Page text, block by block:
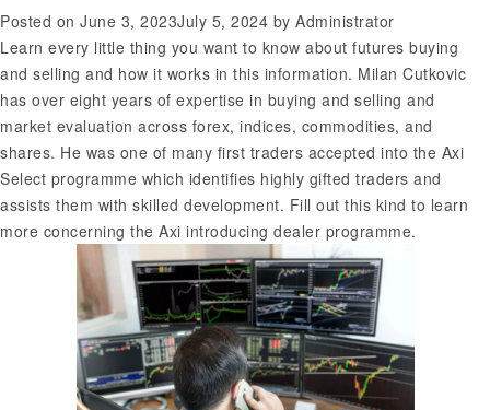
Posted on June 3, 2023July 5, 2024 by Administrator
Learn every little thing you want to know about futures buying
and selling and how it works in this information. Milan Cutkovic
has over eight years of expertise in buying and selling and
market evaluation across forex, indices, commodities, and
shares. He was one of many first traders accepted into the Axi
Select programme which identifies highly gifted traders and
assists them with skilled development. Fill out this kind to learn
more concerning the Axi introducing dealer programme.